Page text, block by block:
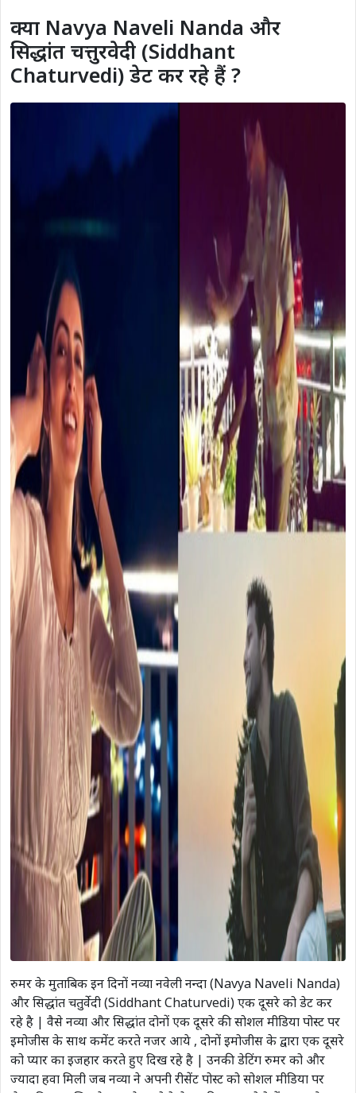
क्या Navya Naveli Nanda और
सिद्धांत चत्तुरवेदी (Siddhant
Chaturvedi) डेट कर रहे हैं ?
रुमर के मुताबिक इन दिनों नव्या नवेली नन्दा (Navya Naveli Nanda)
और सिद्धांत चतुर्वेदी (Siddhant Chaturvedi) एक दूसरे को डेट कर
रहे है | वैसे नव्या और सिद्धांत दोनों एक दूसरे की सोशल मीडिया पोस्ट पर
इमोजीस के साथ कमेंट करते नजर आये , दोनों इमोजीस के द्वारा एक दूसरे
को प्यार का इजहार करते हुए दिख रहे है | उनकी डेटिंग रुमर को और
ज्यादा हवा मिली जब नव्या ने अपनी रीसेंट पोस्ट को सोशल मीडिया पर